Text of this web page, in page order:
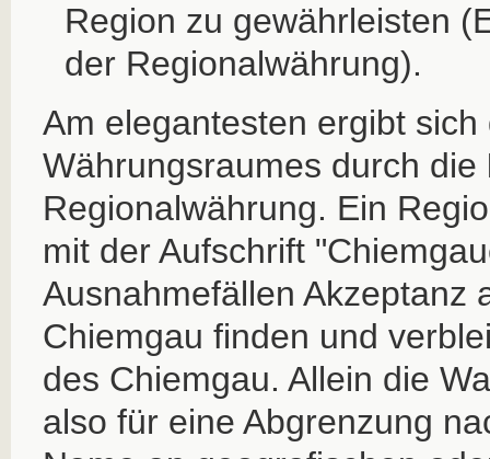
Region zu gewährleisten
der Regionalwährung).
Am elegantesten ergibt
Währungsraumes durch die
Regionalwährung. Ein
mit der Aufschrift
Ausnahmefällen Akzeptanz
Chiemgau finden und
des Chiemgau. Allein die
also für eine Abgrenzung